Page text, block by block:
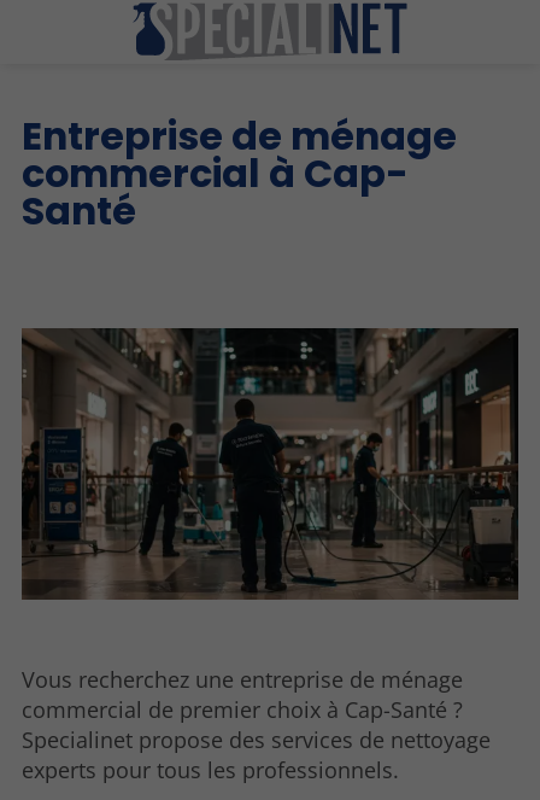
Entreprise de ménage
commercial à Cap-
Santé
Vous recherchez une entreprise de ménage
commercial de premier choix à Cap-Santé ?
Specialinet propose des services de nettoyage
experts pour tous les professionnels.